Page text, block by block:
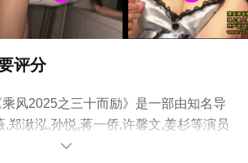
评分
风2025之三十而励》是一部由知名导
,郑湫泓,孙悦,蒋一侨,许馨文,姜杉等演员
陆电视剧，大结局剧情已揭晓（1-1全
